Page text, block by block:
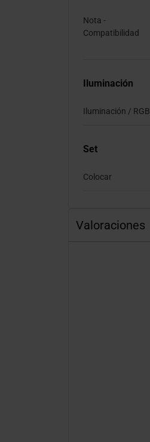
Nota -
Compatibilidad
Iluminación
Iluminación / RGB
Set
Colocar
Valoraciones